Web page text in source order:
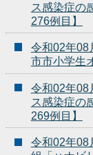
ス感染症の
276例目】
令和02年
市市小学生
令和02年
ス感染症の
269例目】
令和02年